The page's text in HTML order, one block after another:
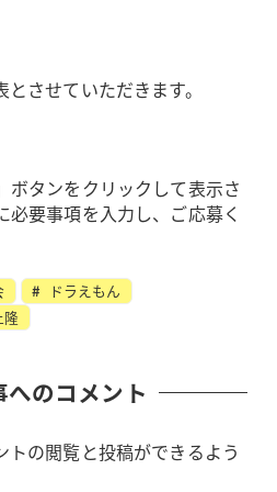
させていただきます。
ボタンをクリックして表示さ
必要事項を入力し、ご応募く
ドラえもん
隆
へのコメント
トの閲覧と投稿ができるよう